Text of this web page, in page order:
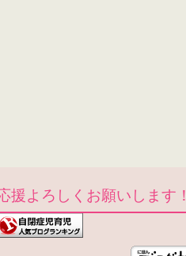
援よろしくお願いします！